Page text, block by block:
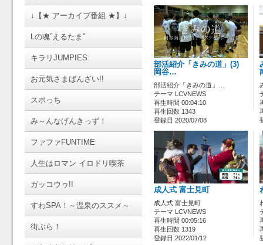
↓【★ アーカイブ番組 ★】↓
Lの魂”えるたま”
キラリJUMPIES
お元気さまばんざい!!
スポっち
み～んなげんきっず！
ファファFUNTIME
人生はロマン イロドリ喫茶
ガッコウゥ!!
すわSPA！～温泉のススメ～
街ぶら！
部活紹介「きみの道」(3)
岡谷…
部活紹介「きみの道」…
テーマ LCVNEWS
再生時間 00:04:10
再生回数 1343
登録日 2020/07/08
成人式 富士見町
成人式 富士見町
テーマ LCVNEWS
再生時間 00:05:16
再生回数 1319
登録日 2022/01/12